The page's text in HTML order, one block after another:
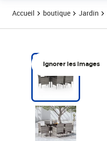
Accueil boutique Jardin
Ignorer les images